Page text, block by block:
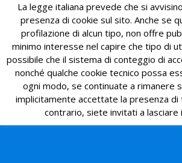
La legge italiana prevede che si
presenza di cookie sul sito. Anche se
profilazione di alcun tipo, non offre
minimo interesse nel capire che tipo di
possibile che il sistema di conteggio di
nonché qualche cookie tecnico possa
ogni modo, se continuate a rimanere
implicitamente accettate la presenza di
contrario, siete invitati a lasciare